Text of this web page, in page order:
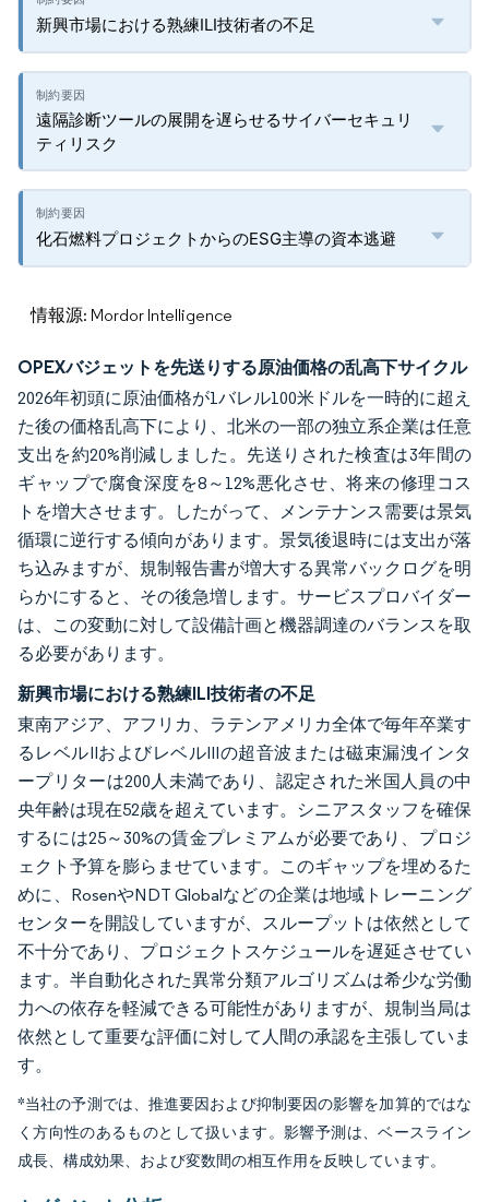
新興市場における熟練ILI技術者の不足
遠隔診断ツールの展開を遅らせるサイバーセキュリ
ティリスク
化石燃料プロジェクトからのESG主導の資本逃避
情報源: Mordor Intelligence
OPEXバジェットを先送りする原油価格の乱高下サイクル
2026年初頭に原油価格が1バレル100米ドルを一時的に超え
た後の価格乱高下により、北米の一部の独立系企業は任意
支出を約20%削減しました。先送りされた検査は3年間の
ギャップで腐食深度を8～12%悪化させ、将来の修理コス
トを増大させます。したがって、メンテナンス需要は景気
循環に逆行する傾向があります。景気後退時には支出が落
ち込みますが、規制報告書が増大する異常バックログを明
らかにすると、その後急増します。サービスプロバイダー
は、この変動に対して設備計画と機器調達のバランスを取
る必要があります。
新興市場における熟練ILI技術者の不足
東南アジア、アフリカ、ラテンアメリカ全体で毎年卒業す
るレベルIIおよびレベルIIIの超音波または磁束漏洩インタ
ープリターは200人未満であり、認定された米国人員の中
央年齢は現在52歳を超えています。シニアスタッフを確保
するには25～30%の賃金プレミアムが必要であり、プロジ
ェクト予算を膨らませています。このギャップを埋めるた
めに、RosenやNDT Globalなどの企業は地域トレーニング
センターを開設していますが、スループットは依然として
不十分であり、プロジェクトスケジュールを遅延させてい
ます。半自動化された異常分類アルゴリズムは希少な労働
力への依存を軽減できる可能性がありますが、規制当局は
依然として重要な評価に対して人間の承認を主張していま
す。
*当社の予測では、推進要因および抑制要因の影響を加算的ではな
く方向性のあるものとして扱います。影響予測は、ベースライン
成長、構成効果、および変数間の相互作用を反映しています。